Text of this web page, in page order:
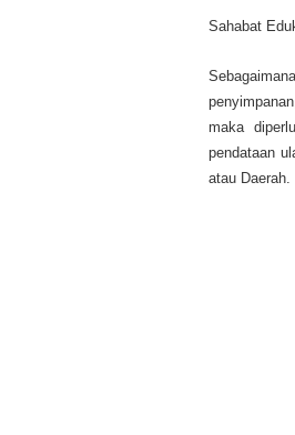
Sahabat
maka
pendataan
atau Daerah.